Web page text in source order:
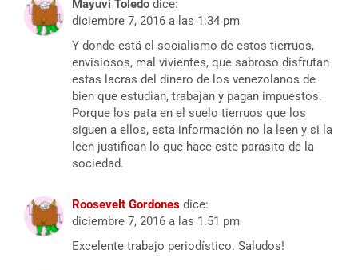
Mayuvi Toledo dice:
diciembre 7, 2016 a las 1:34 pm
Y donde está el socialismo de estos tierruos,
envisiosos, mal vivientes, que sabroso disfrutan
estas lacras del dinero de los venezolanos de
bien que estudian, trabajan y pagan impuestos.
Porque los pata en el suelo tierruos que los
siguen a ellos, esta información no la leen y si la
leen justifican lo que hace este parasito de la
sociedad.
Roosevelt Gordones dice:
diciembre 7, 2016 a las 1:51 pm
Excelente trabajo periodístico. Saludos!